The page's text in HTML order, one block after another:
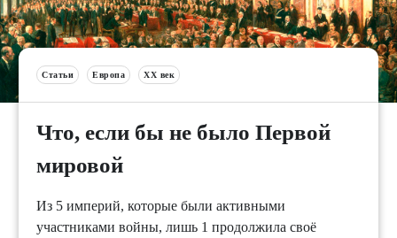
Статьи Европа XX век
Что, если бы не было Первой
мировой
Из 5 империй, которые были активными
участниками войны, лишь 1 продолжила своё